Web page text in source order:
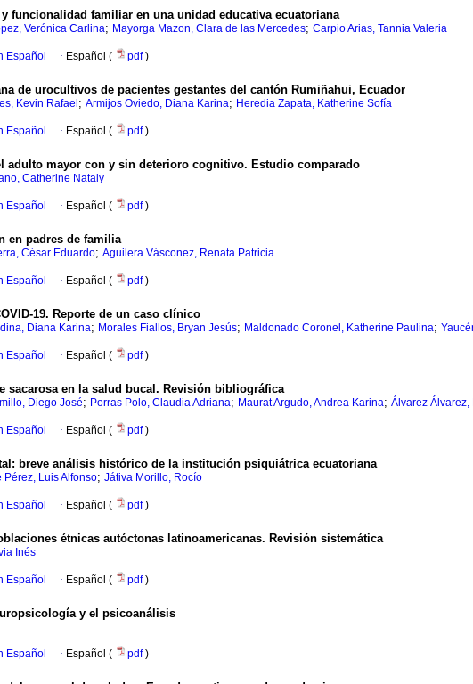
funcionalidad familiar en una unidad educativa ecuatoriana
Verónica Carlina; Mayorga Mazon, Clara de las Mercedes; Carpio Arias, Tannia Valeria
Español · Español ( pdf)
de urocultivos de pacientes gestantes del cantón Rumiñahui, Ecuador
Kevin Rafael ; Armijos Oviedo, Diana Karina; Heredia Zapata, Katherine Sofía
Español · Español ( pdf)
adulto mayor con y sin deterioro cognitivo. Estudio comparado
Catherine Nataly
Español · Español ( pdf)
en padres de familia
César Eduardo; Aguilera Vásconez, Renata Patricia
Español · Español ( pdf)
19. Reporte de un caso clínico
Diana Karina; Morales Fiallos, Bryan Jesús; Maldonado Coronel, Katherine Paulina;
Español · Español ( pdf)
sacarosa en la salud bucal. Revisión bibliográfica
Diego José; Porras Polo, Claudia Adriana; Maurat Argudo, Andrea Karina; Álvarez
Español · Español ( pdf)
breve análisis histórico de la institución psiquiátrica ecuatoriana
Pérez, Luis Alfonso; Játiva Morillo, Rocío
Español · Español ( pdf)
étnicas autóctonas latinoamericanas. Revisión sistemática
Inés
Español · Español ( pdf)
y el psicoanálisis
Español · Español ( pdf)